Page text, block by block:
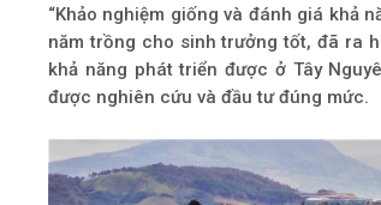
“Khảo nghiệm giống và đánh giá khả
năm trồng cho sinh trưởng tốt, đã ra
khả năng phát triển được ở Tây
được nghiên cứu và đầu tư đúng mức.